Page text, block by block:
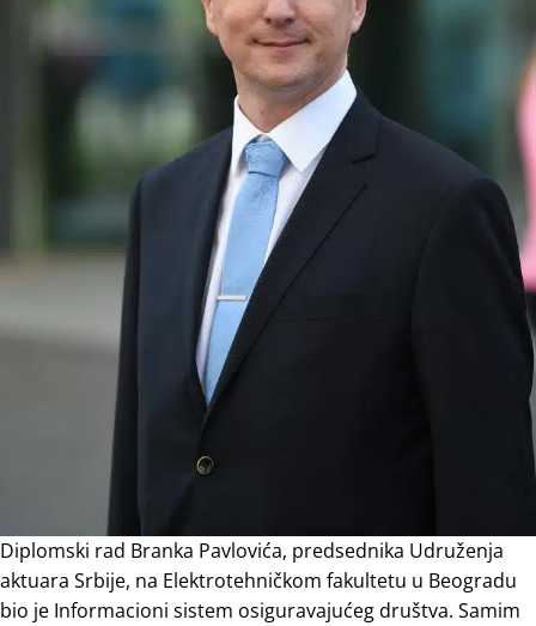
Diplomski rad Branka Pavlovića, predsednika Udruženja
aktuara Srbije, na Elektrotehničkom fakultetu u Beogradu
bio je Informacioni sistem osiguravajućeg društva. Samim